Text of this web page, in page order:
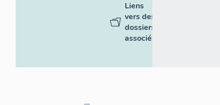
Liens
vers des
dossiers
associés